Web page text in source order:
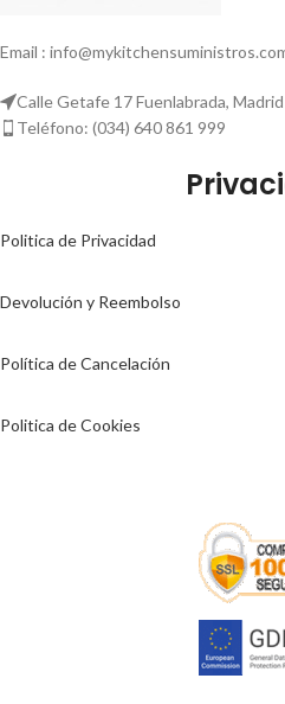
Email :
Calle Getafe 17 Fuenlabrada, Madrid
Teléfono: (034) 640 861 999
Politica de Privacidad
Devolución y Reembolso
Política de Cancelación
Politica de Cookies